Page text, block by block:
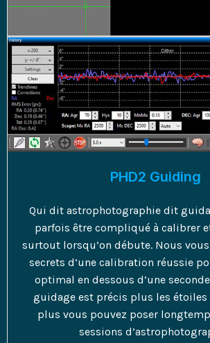
PHD2 Guiding
Qui dit astrophotographie dit
parfois être compliqué à calibrer
surtout lorsqu’on débute. Nous
secrets d’une calibration réussie
optimal en dessous d’une
guidage est précis plus les étoiles
plus vous pouvez poser
sessions